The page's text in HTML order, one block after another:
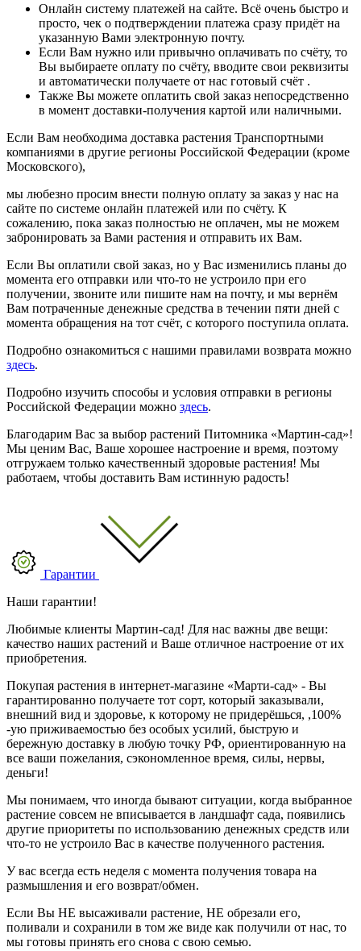
Онлайн систему платежей на сайте. Всё очень быстро и
просто, чек о подтверждении платежа сразу придёт на
указанную Вами электронную почту.
Если Вам нужно или привычно оплачивать по счёту, то
Вы выбираете оплату по счёту, вводите свои реквизиты
и автоматически получаете от нас готовый счёт .
Также Вы можете оплатить свой заказ непосредственно
в момент доставки-получения картой или наличными.
Если Вам необходима доставка растения Транспортными
компаниями в другие регионы Российской Федерации (кроме
Московского),
мы любезно просим внести полную оплату за заказ у нас на
сайте по системе онлайн платежей или по счёту. К
сожалению, пока заказ полностью не оплачен, мы не можем
забронировать за Вами растения и отправить их Вам.
Если Вы оплатили свой заказ, но у Вас изменились планы до
момента его отправки или что-то не устроило при его
получении, звоните или пишите нам на почту, и мы вернём
Вам потраченные денежные средства в течении пяти дней с
момента обращения на тот счёт, с которого поступила оплата.
Подробно ознакомиться с нашими правилами возврата можно
здесь.
Подробно изучить способы и условия отправки в регионы
Российской Федерации можно здесь.
Благодарим Вас за выбор растений Питомника «Мартин-сад»!
Мы ценим Вас, Ваше хорошее настроение и время, поэтому
отгружаем только качественный здоровые растения! Мы
работаем, чтобы доставить Вам истинную радость!
Гарантии
Наши гарантии!
Любимые клиенты Мартин-сад! Для нас важны две вещи:
качество наших растений и Ваше отличное настроение от их
приобретения.
Покупая растения в интернет-магазине «Марти-сад» - Вы
гарантированно получаете тот сорт, который заказывали,
внешний вид и здоровье, к которому не придерёшься, ,100%
-ую приживаемостью без особых усилий, быструю и
бережную доставку в любую точку РФ, ориентированную на
все ваши пожелания, сэкономленное время, силы, нервы,
деньги!
Мы понимаем, что иногда бывают ситуации, когда выбранное
растение совсем не вписывается в ландшафт сада, появились
другие приоритеты по использованию денежных средств или
что-то не устроило Вас в качестве полученного растения.
У вас всегда есть неделя с момента получения товара на
размышления и его возврат/обмен.
Если Вы НЕ высаживали растение, НЕ обрезали его,
поливали и сохранили в том же виде как получили от нас, то
мы готовы принять его снова с свою семью.